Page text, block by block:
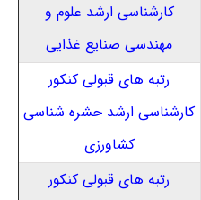
کارشناسی ارشد علوم و
مهندسی صنایع غذایی
رتبه های قبولی کنکور
کارشناسی ارشد حشره شناسی
کشاورزی
رتبه های قبولی کنکور